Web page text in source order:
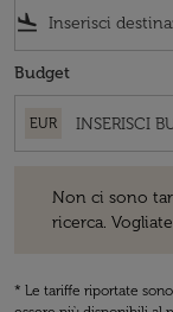
flight_land
Budget
EUR
Non ci sono
ricerca.
* Le tariffe riportate